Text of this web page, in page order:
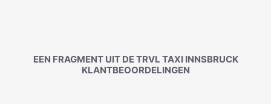
EEN FRAGMENT UIT DE TRVL TAXI INNSBRUCK
KLANTBEOORDELINGEN